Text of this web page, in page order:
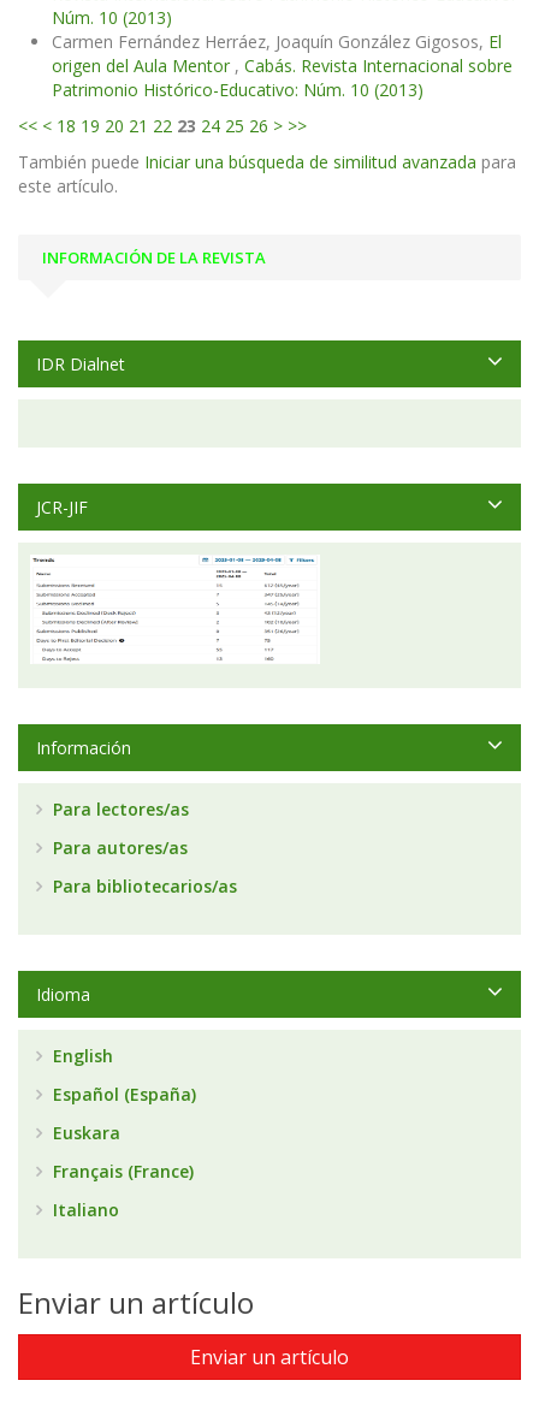
Núm. 10 (2013)
Carmen Fernández Herráez, Joaquín González Gigosos, El
origen del Aula Mentor , Cabás. Revista Internacional sobre
Patrimonio Histórico-Educativo: Núm. 10 (2013)
<< < 18 19 20 21 22 23 24 25 26 > >>
También puede Iniciar una búsqueda de similitud avanzada para
este artículo.
INFORMACIÓN DE LA REVISTA
IDR Dialnet
JCR-JIF
Información
Para lectores/as
Para autores/as
Para bibliotecarios/as
Idioma
English
Español (España)
Euskara
Français (France)
Italiano
Enviar un artículo
Enviar un artículo